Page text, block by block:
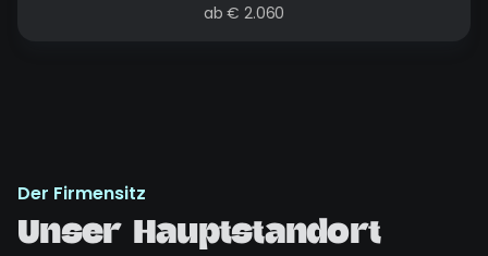
ab€ 2.060
Der Firmensitz
Unser Hauptstandort